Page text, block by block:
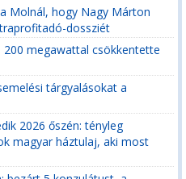
Molnál, hogy Nagy Márton
dossziét
200 megawattal csökkentette
tárgyalásokat a
2026 őszén: tényleg
magyar háztulaj, aki most